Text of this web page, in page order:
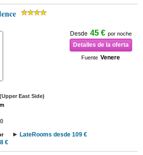
Desde 45 € por noche
Detalles de la oferta
Fuente Venere
(Upper East Side)
LateRooms desde 109 €
€